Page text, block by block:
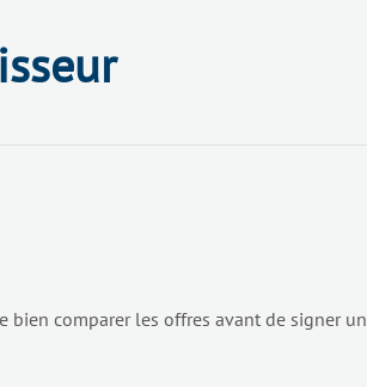
bien comparer les offres avant de signer